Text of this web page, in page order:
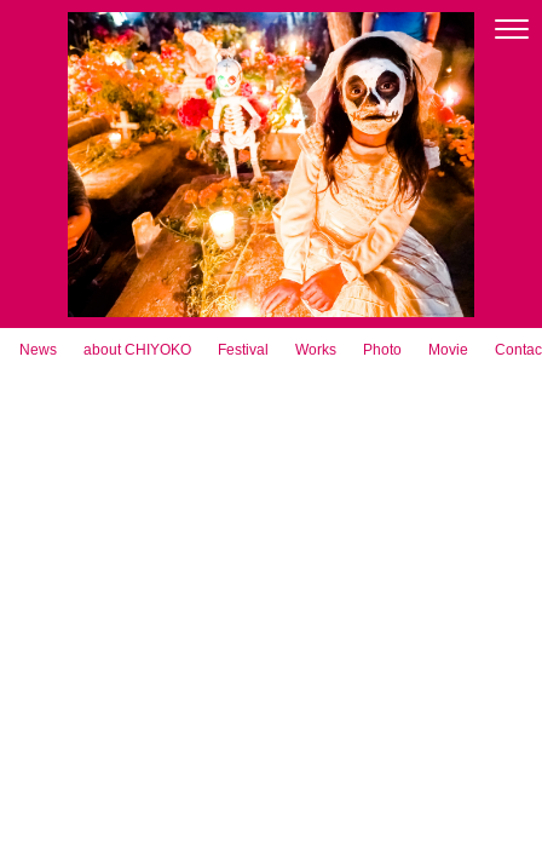
News about CHIYOKO Festival Works Photo Movie